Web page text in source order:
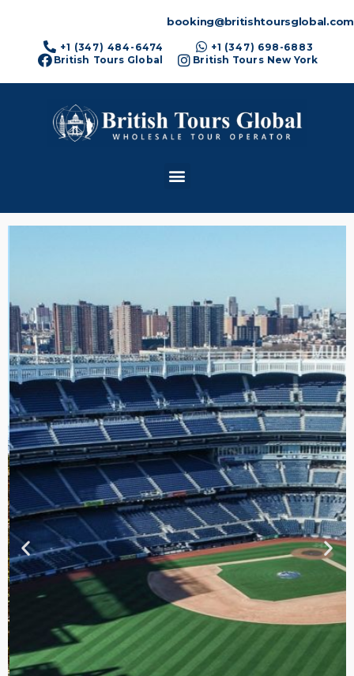
booking@britishtoursglobal.com
+1 (347) 484-6474
+1 (347) 698-6883
British Tours Global
British Tours New York
TOUR DE
CONTRASTES